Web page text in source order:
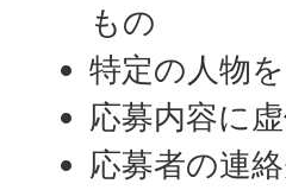
もの
特定の人物
応募内容に
応募者の連